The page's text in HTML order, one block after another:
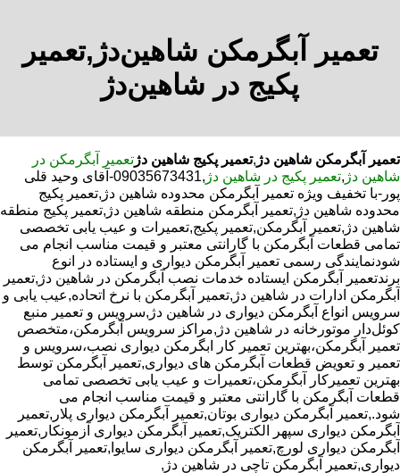
تعمیر آبگرمکن شاهین‌دژ,تعمیر
پکیج در شاهین‌دژ
تعمیر آبگرمکن شاهین دژ ,تعمیر پکیج شاهین دژتعمیر آبگرمکن در
شاهین دژ ,تعمیر پکیج در شاهین دژ
,09035673431-آقای وحید قلی
پور-با تخفیف ویژه تعمیر آبگرمکن محدوده شاهین دژ,تعمیر پکیج
محدوده شاهین دژ,تعمیر آبگرمکن منطقه شاهین دژ,تعمیر پکیج منطقه
شاهین دژ,تعمیر آبگرمکن,تعمیر پکیج,تعمیرات و عیب یابی تخصصی
تمامی قطعات آبگرمکن با گارانتی معتبر و قیمت مناسب انجام می
شودنمایندگی رسمی تعمیر آبگرمکن دیواری و ایستاده در انوع
برندتعمیر آبگرمکن ایستاده خدمات نصب آبگرمکن در شاهین دژ,تعمیر
آبگرمکن ادارات در شاهین دژ,تعمیر آبگرمکن با نرخ اتحاده,عیب یابی و
سرویس انواع آبگرمکن دیواری در شاهین دژ,سرویس و تعمیر منبع
کوئل‌دار موتورخانه در شاهین دژ,مراکز سرویس آبگرمکن،متخصص
تعمیر آبگرمکن،بهترین تعمیر کار ابگرمکن دیواری نصب،سرویس و
تعمیر و تعویض قطعات آبگرمکن های دیواری,تعمیر آبگرمکن توسط
بهترین تعمیرکار آبگرمکن،تعمیرات و عیب یابی تخصصی تمامی
قطعات آبگرمکن با گارانتی معتبر و قیمت مناسب انجام می
شود.,تعمیر آبگرمکن دیواری بوتان,تعمیر آبگرمکن دیواری پلار,تعمیر
آبگرمکن دیواری سپهر الکتریک,تعمیر آبگرمکن دیواری آزمونکار,تعمیر
آبگرمکن دیواری لورچ,تعمیر آبگرمکن دیواری سایوا,تعمیر آبگرمکن
دیواری,تعمیر آبگرمکن تاچی در شاهین دژ,